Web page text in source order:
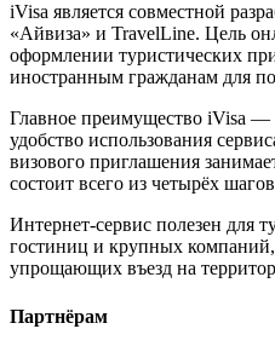
iVisa является совместной
«Айвиза» и TravelLine. Цель
оформлении туристических
иностранным гражданам для
Главное преимущество iVisa —
удобство использования
визового приглашения
состоит всего из четырёх
Интернет-сервис полезен для
гостиниц и крупных
упрощающих въезд на
Партнёрам